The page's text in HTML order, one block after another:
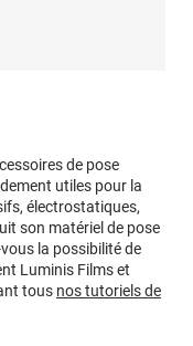
de pose
utiles pour la
électrostatiques,
son matériel de pose
la possibilité de
Luminis Films et
tous nos tutoriels de